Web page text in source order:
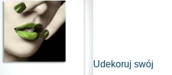
Udekoruj swój